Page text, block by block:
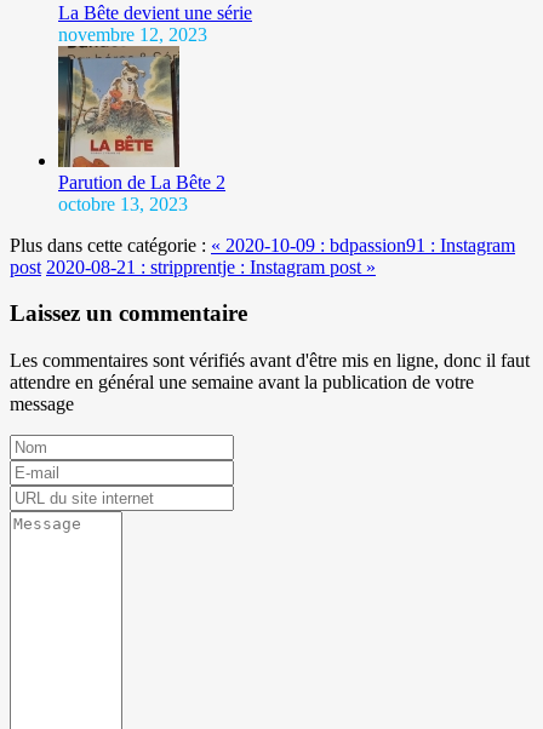
La Bête devient une série
novembre 12, 2023
Parution de La Bête 2
octobre 13, 2023
Plus dans cette catégorie : « 2020-10-09 : bdpassion91 : Instagram
post 2020-08-21 : stripprentje : Instagram post »
Laissez un commentaire
Les commentaires sont vérifiés avant d'être mis en ligne, donc il faut
attendre en général une semaine avant la publication de votre
message